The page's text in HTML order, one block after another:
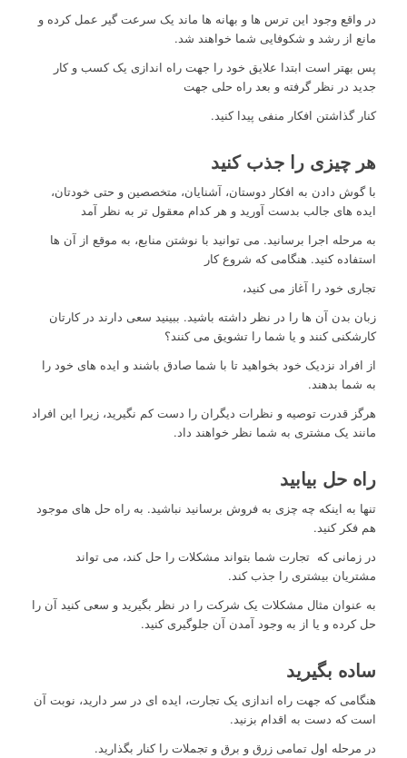
در واقع وجود این ترس ها و بهانه ها ماند یک سرعت گیر عمل کرده و
مانع از رشد و شکوفایی شما خواهند شد.
پس بهتر است ابتدا علایق خود را جهت راه اندازی یک کسب و کار
جدید در نظر گرفته و بعد راه حلی جهت
کنار گذاشتن افکار منفی پیدا کنید.
هر چیزی را جذب کنید
با گوش دادن به افکار دوستان، آشنایان، متخصصین و حتی خودتان،
ایده های جالب بدست آورید و هر کدام معقول تر به نظر آمد
به مرحله اجرا برسانید. می توانید با نوشتن منابع، به موقع از آن ها
استفاده کنید. هنگامی که شروع کار
تجاری خود را آغاز می کنید،
زبان بدن آن ها را در نظر داشته باشید. ببینید سعی دارند در کارتان
کارشکنی کنند و یا شما را تشویق می کنند؟
از افراد نزدیک خود بخواهید تا با شما صادق باشند و ایده های خود را
به شما بدهند.
هرگز قدرت توصیه و نظرات دیگران را دست کم نگیرید، زیرا این افراد
مانند یک مشتری به شما نظر خواهند داد.
راه حل بیابید
تنها به اینکه چه چزی به فروش برسانید نباشید. به راه حل های موجود
هم فکر کنید.
در زمانی که تجارت شما بتواند مشکلات را حل کند، می تواند
مشتریان بیشتری را جذب کند.
به عنوان مثال مشکلات یک شرکت را در نظر بگیرید و سعی کنید آن را
حل کرده و یا از به وجود آمدن آن جلوگیری کنید.
ساده بگیرید
هنگامی که جهت راه اندازی یک تجارت، ایده ای در سر دارید، نوبت آن
است که دست به اقدام بزنید.
در مرحله اول تمامی زرق و برق و تجملات را کنار بگذارید.